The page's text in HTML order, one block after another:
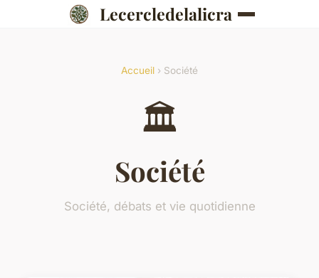
Lecercledelalicra
Accueil › Société
🏛️
Société
Société, débats et vie quotidienne